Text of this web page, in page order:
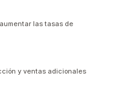
las tasas de
y ventas adicionales